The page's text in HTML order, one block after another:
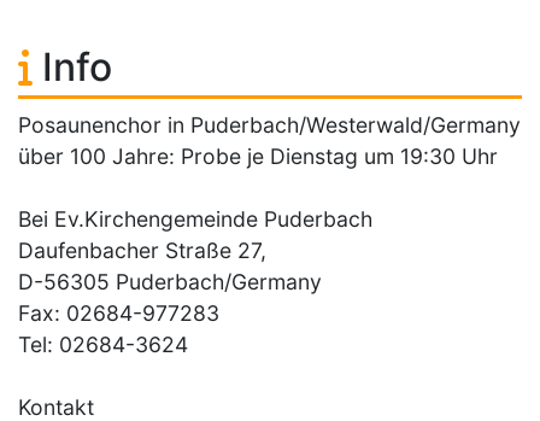
Info
Posaunenchor in Puderbach/Westerwald/Germany
über 100 Jahre: Probe je Dienstag um 19:30 Uhr
Bei Ev.Kirchengemeinde Puderbach
Daufenbacher Straße 27,
D-56305 Puderbach/Germany
Fax: 02684-977283
Tel: 02684-3624
Kontakt